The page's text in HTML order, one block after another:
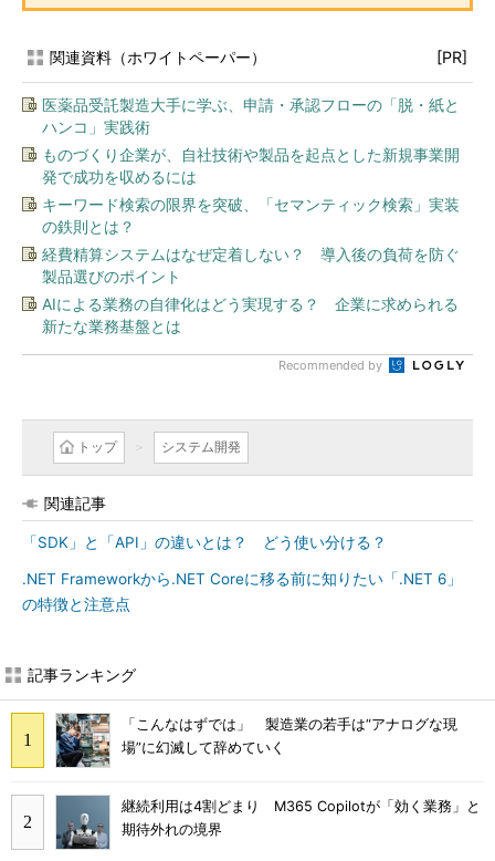
関連資料（ホワイトペーパー） [PR]
医薬品受託製造大手に学ぶ、申請・承認フローの「脱・紙と
ハンコ」実践術
ものづくり企業が、自社技術や製品を起点とした新規事業開
発で成功を収めるには
キーワード検索の限界を突破、「セマンティック検索」実装
の鉄則とは？
経費精算システムはなぜ定着しない？ 導入後の負荷を防ぐ
製品選びのポイント
AIによる業務の自律化はどう実現する？ 企業に求められる
新たな業務基盤とは
Recommended by
トップ システム開発
関連記事
「SDK」と「API」の違いとは？ どう使い分ける？
.NET Frameworkから.NET Coreに移る前に知りたい「.NET 6」
の特徴と注意点
記事ランキング
「こんなはずでは」 製造業の若手は“アナログな現
場”に幻滅して辞めていく
継続利用は4割どまり M365 Copilotが「効く業務」と
期待外れの境界